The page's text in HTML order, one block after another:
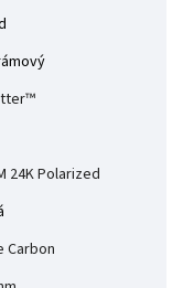
24K Polarized
Carbon